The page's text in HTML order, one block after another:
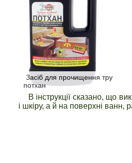
Засіб для прочищення труб
потхан
В інструкції сказано, що
і шкіру, а й на поверхні ванн,